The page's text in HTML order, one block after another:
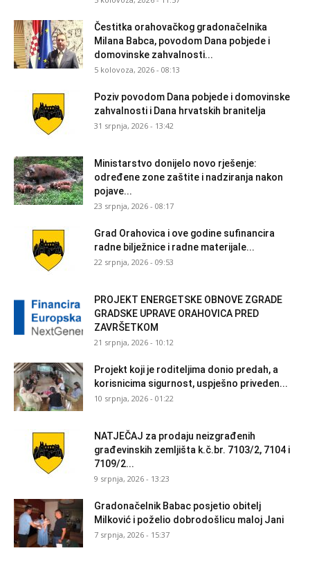
Čestitka orahovačkog gradonačelnika
Milana Babca, povodom Dana pobjede i
domovinske zahvalnosti...
5 kolovoza, 2026 - 08:13
Poziv povodom Dana pobjede i domovinske
zahvalnosti i Dana hrvatskih branitelja
31 srpnja, 2026 - 13:42
Ministarstvo donijelo novo rješenje:
određene zone zaštite i nadziranja nakon
pojave...
23 srpnja, 2026 - 08:17
Grad Orahovica i ove godine sufinancira
radne bilježnice i radne materijale...
22 srpnja, 2026 - 09:53
PROJEKT ENERGETSKE OBNOVE ZGRADE
GRADSKE UPRAVE ORAHOVICA PRED
ZAVRŠETKOM
21 srpnja, 2026 - 10:12
Projekt koji je roditeljima donio predah, a
korisnicima sigurnost, uspješno priveden...
10 srpnja, 2026 - 01:22
NATJEČAJ za prodaju neizgrađenih
građevinskih zemljišta k.č.br. 7103/2, 7104 i
7109/2...
9 srpnja, 2026 - 13:23
Gradonačelnik Babac posjetio obitelj
Milković i poželio dobrodošlicu maloj Jani
7 srpnja, 2026 - 15:37